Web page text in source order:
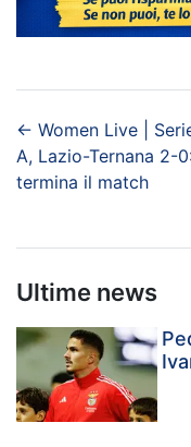
← Women Live |
A, Lazio-Ternana 2-
termina il match
Ultime news